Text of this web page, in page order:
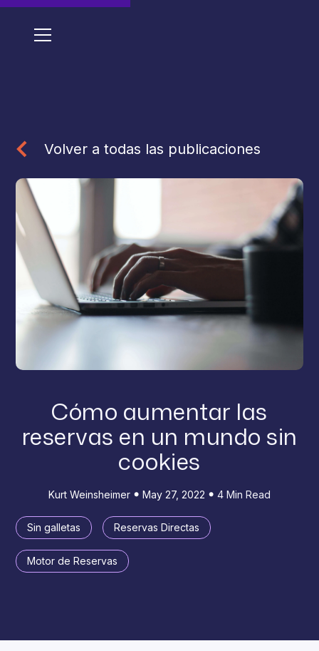
Volver a todas las publicaciones
Cómo aumentar las
reservas en un mundo sin
cookies
Kurt Weinsheimer May 27, 2022 4 Min Read
Sin galletas Reservas Directas
Motor de Reservas